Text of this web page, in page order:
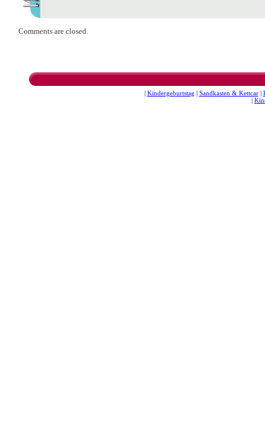
Comments are closed.
| Kindergeburtstag | Sandkasten & Kettcar|
|